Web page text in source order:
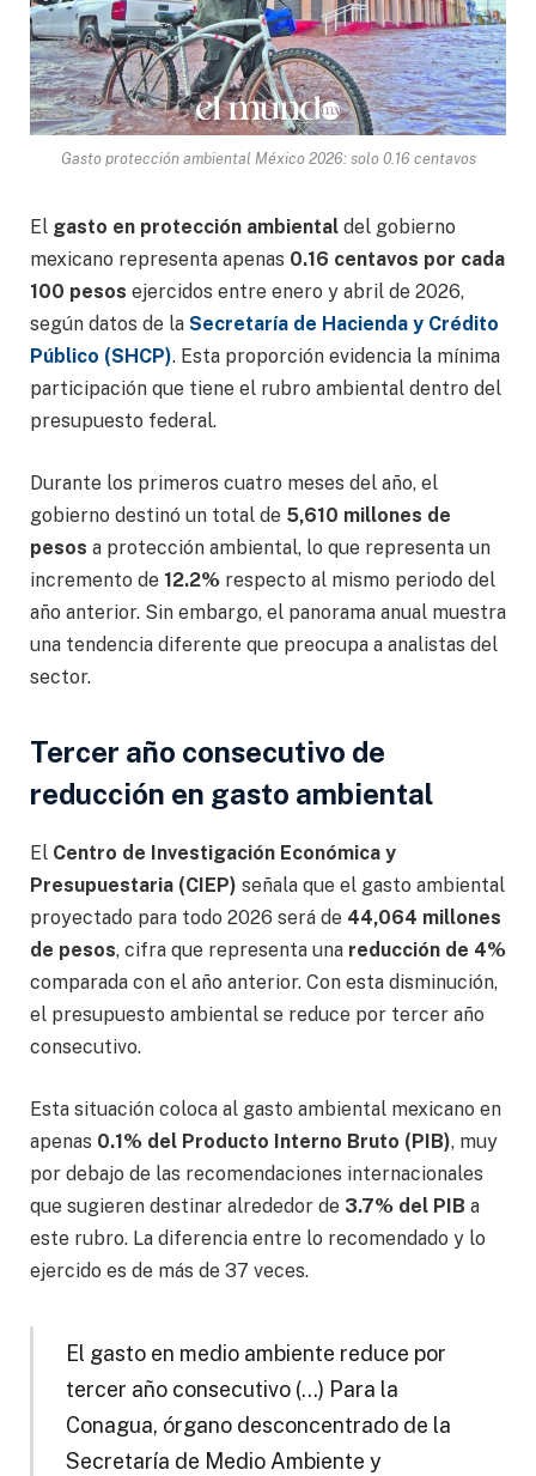
Gasto protección ambiental México 2026: solo 0.16 centavos
El gasto en protección ambiental del gobierno
mexicano representa apenas 0.16 centavos por cada
100 pesos ejercidos entre enero y abril de 2026,
según datos de la Secretaría de Hacienda y Crédito
Público (SHCP). Esta proporción evidencia la mínima
participación que tiene el rubro ambiental dentro del
presupuesto federal.
Durante los primeros cuatro meses del año, el
gobierno destinó un total de 5,610 millones de
pesos a protección ambiental, lo que representa un
incremento de 12.2% respecto al mismo periodo del
año anterior. Sin embargo, el panorama anual muestra
una tendencia diferente que preocupa a analistas del
sector.
Tercer año consecutivo de
reducción en gasto ambiental
El Centro de Investigación Económica y
Presupuestaria (CIEP) señala que el gasto ambiental
proyectado para todo 2026 será de 44,064 millones
de pesos, cifra que representa una reducción de 4%
comparada con el año anterior. Con esta disminución,
el presupuesto ambiental se reduce por tercer año
consecutivo.
Esta situación coloca al gasto ambiental mexicano en
apenas 0.1% del Producto Interno Bruto (PIB), muy
por debajo de las recomendaciones internacionales
que sugieren destinar alrededor de 3.7% del PIB a
este rubro. La diferencia entre lo recomendado y lo
ejercido es de más de 37 veces.
El gasto en medio ambiente reduce por
tercer año consecutivo (…) Para la
Conagua, órgano desconcentrado de la
Secretaría de Medio Ambiente y